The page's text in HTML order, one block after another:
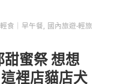
食｜早午餐
國內旅遊-輕旅
蜜祭 想想
裡店貓店犬